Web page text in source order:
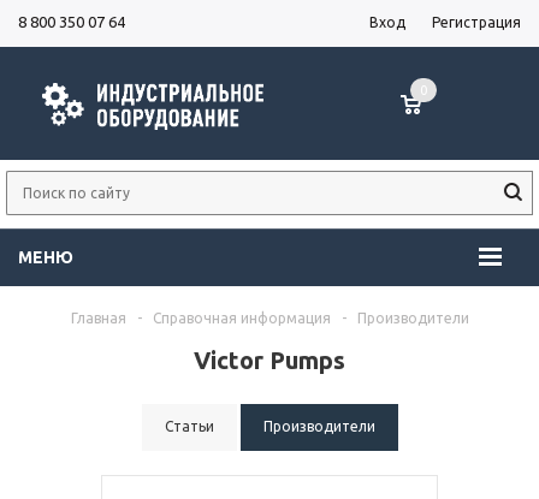
8 800 350 07 64 Вход Регистрация
МЕНЮ
0
Главная - Справочная информация - Производители
Victor Pumps
Статьи Производители